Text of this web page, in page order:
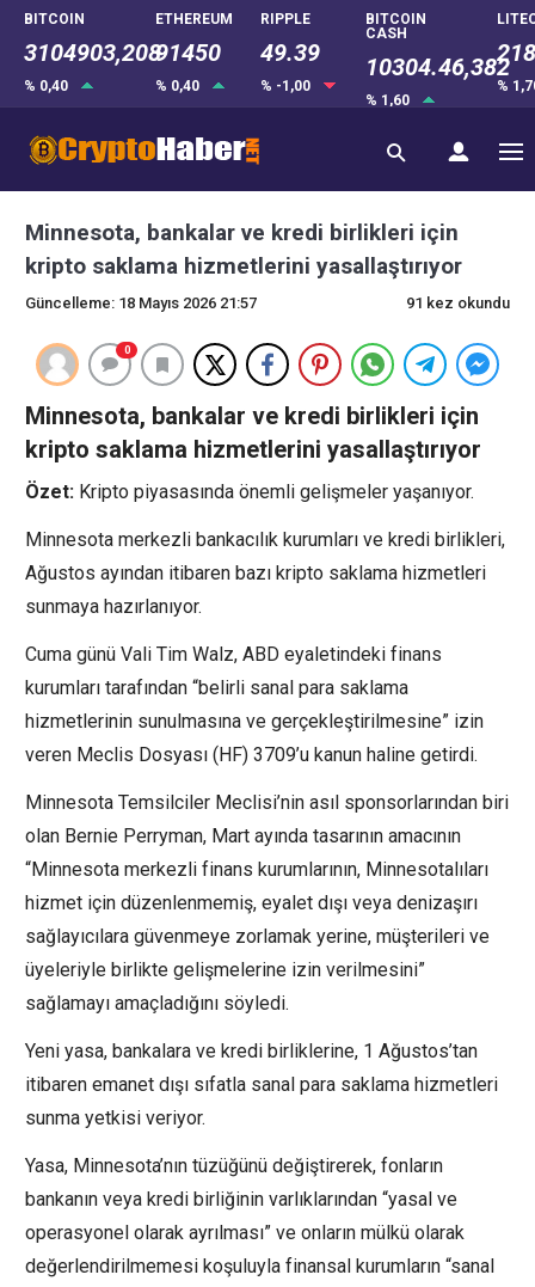
BITCOIN
3104903,208
% 0,40
ETHEREUM
91450
% 0,40
RIPPLE
49.39
% -1,00
BITCOIN
CASH
10304.46,382
% 1,60
%
Minnesota, bankalar ve kredi birlikleri için
kripto saklama hizmetlerini yasallaştırıyor
Güncelleme: 18 Mayıs 2026 21:57 91 kez okundu
0
Minnesota, bankalar ve kredi birlikleri için
kripto saklama hizmetlerini yasallaştırıyor
Özet: Kripto piyasasında önemli gelişmeler yaşanıyor.
Minnesota merkezli bankacılık kurumları ve kredi birlikleri,
Ağustos ayından itibaren bazı kripto saklama hizmetleri
sunmaya hazırlanıyor.
Cuma günü Vali Tim Walz, ABD eyaletindeki finans
kurumları tarafından “belirli sanal para saklama
hizmetlerinin sunulmasına ve gerçekleştirilmesine” izin
veren Meclis Dosyası (HF) 3709’u kanun haline getirdi.
Minnesota Temsilciler Meclisi’nin asıl sponsorlarından biri
olan Bernie Perryman, Mart ayında tasarının amacının
“Minnesota merkezli finans kurumlarının, Minnesotalıları
hizmet için düzenlenmemiş, eyalet dışı veya denizaşırı
sağlayıcılara güvenmeye zorlamak yerine, müşterileri ve
üyeleriyle birlikte gelişmelerine izin verilmesini”
sağlamayı amaçladığını söyledi.
Yeni yasa, bankalara ve kredi birliklerine, 1 Ağustos’tan
itibaren emanet dışı sıfatla sanal para saklama hizmetleri
sunma yetkisi veriyor.
Yasa, Minnesota’nın tüzüğünü değiştirerek, fonların
bankanın veya kredi birliğinin varlıklarından “yasal ve
operasyonel olarak ayrılması” ve onların mülkü olarak
değerlendirilmemesi koşuluyla finansal kurumların “sanal